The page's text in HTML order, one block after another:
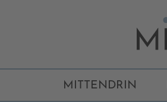
MITTENDRIN